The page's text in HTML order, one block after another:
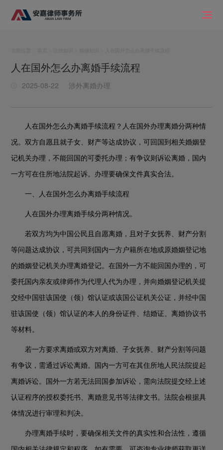
人在国外怎么办离婚手续流程
2025-08-22 涉外离婚办理
人在国外怎么办离婚手续流程？人在国外办理离婚分两种情
况。双方自愿且就子女、财产等达成协议，可回国到相关婚姻登
记机关办理，不能回国的可委托办理；有争议则诉讼离婚，国内
一方可在住所地法院起诉。办理要确保文件真实合法。
一、人在国外怎么办离婚手续流程
人在国外办理离婚手续分两种情况。
若双方均为中国公民且自愿离婚，且对子女抚养、财产分割
等问题达成协议，可共同到国内一方户籍所在地或原婚姻登记地
的婚姻登记机关办理离婚登记。在国外一方不能回国办理的，可
委托国内亲友或律师作为代理人代为办理，并向婚姻登记机关提
交经中国驻该国使（领）馆认证或该国公证机关公证，并经中国
驻该国使（领）馆认证的本人的身份证件、结婚证、离婚协议书
等材料。
若一方要求离婚或双方对离婚、子女抚养、财产分割等问题
有争议，需通过诉讼离婚。国内一方可在其住所地人民法院提起
离婚诉讼。国外一方若无法回国参加诉讼，需向法院提交经上述
认证程序的授权委托书、离婚意见书等法律文书。法院会根据具
体情况进行审理和判决。
办理离婚手续时，要确保相关文件的真实性和合法性，遵循